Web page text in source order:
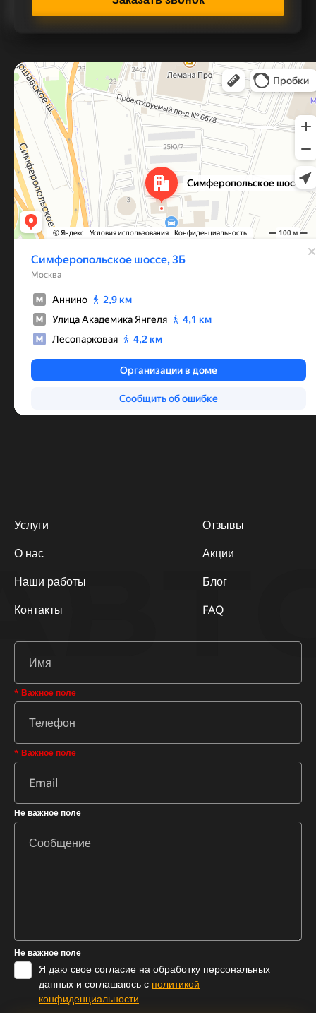
Услуги
О нас
Наши работы
Контакты
Отзывы
Акции
Блог
FAQ
* Важное поле
* Важное поле
Не важное поле
Не важное поле
Я даю свое согласие на обработку персональных
данных и соглашаюсь с политикой
конфиденциальности